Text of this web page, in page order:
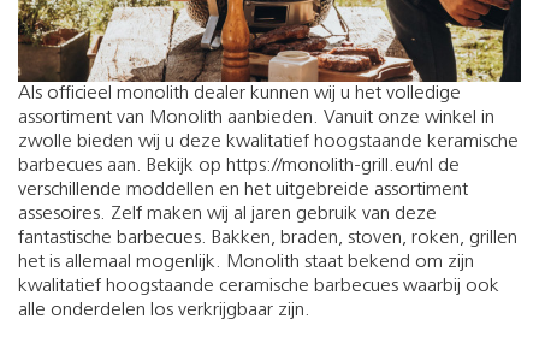
Als officieel monolith dealer kunnen wij u het volledige
assortiment van Monolith aanbieden. Vanuit onze winkel in
zwolle bieden wij u deze kwalitatief hoogstaande keramische
barbecues aan. Bekijk op https://monolith-grill.eu/nl de
verschillende moddellen en het uitgebreide assortiment
assesoires. Zelf maken wij al jaren gebruik van deze
fantastische barbecues. Bakken, braden, stoven, roken, grillen
het is allemaal mogenlijk. Monolith staat bekend om zijn
kwalitatief hoogstaande ceramische barbecues waarbij ook
alle onderdelen los verkrijgbaar zijn.